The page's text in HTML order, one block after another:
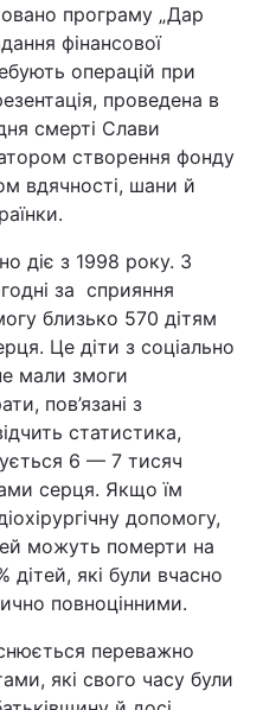
програму „Дар
фінансової
операцій при
проведена в
смерті Слави
створення фонду
вдячності, шани й
діє з 1998 року. З
за сприяння
близько 570 дітям
Це діти з соціально
мали змоги
пов’язані з
статистика,
6 — 7 тисяч
серця. Якщо їм
допомогу,
можуть померти на
які були вчасно
повноцінними.
переважно
які свого часу були